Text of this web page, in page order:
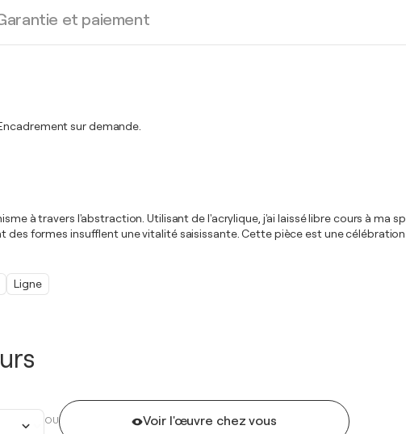
OU Voir l'œuvre chez vous
et paiement
sur demande.
à travers l'abstraction. Utilisant de l'acrylique, j'ai laissé libre cours à ma
des formes insufflent une vitalité saisissante. Cette pièce est une
Ligne